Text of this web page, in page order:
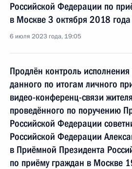
Российской Федерации по
в Москве 3 октября 2018 года
6 июля 2023 года, 19:05
Продлён контроль исполнения
данного по итогам личного
видео-конференц-связи
проведённого по поручению
Российской Федерации
Российской Федерации
в Приёмной Президента
по приёму граждан в Москве